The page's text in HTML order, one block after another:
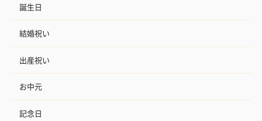
誕生日
結婚祝い
出産祝い
お中元
記念日